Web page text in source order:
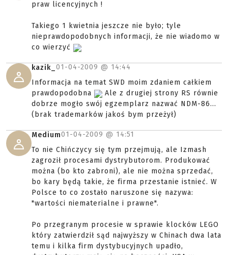
praw licencyjnych !
Takiego 1 kwietnia jeszcze nie było; tyle
nieprawdopodobnych informacji, że nie wiadomo w
co wierzyć
kazik_ 01-04-2009 @ 14:44
Informacja na temat SWD moim zdaniem całkiem
prawdopodobna
Ale z drugiej strony RS równie
dobrze mogło swój egzemplarz nazwać NDM-86...
(brak trademarków jakoś bym przeżył)
Medium01-04-2009 @ 14:51
To nie Chińczycy się tym przejmują, ale Izmash
zagroził procesami dystrybutorom. Produkować
można (bo kto zabroni), ale nie można sprzedać,
bo kary będą takie, że firma przestanie istnieć. W
Polsce to co zostało naruszone się nazywa:
"wartości niematerialne i prawne".
Po przegranym procesie w sprawie klocków LEGO
który zatwierdził sąd najwyższy w Chinach dwa lata
temu i kilka firm dystybucyjnych upadło,